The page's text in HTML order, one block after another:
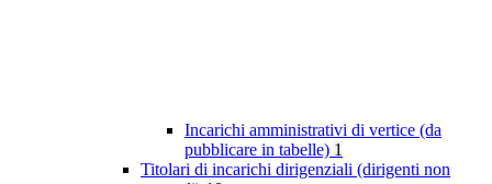
Incarichi amministrativi di vertice (da
pubblicare in tabelle) 1
Titolari di incarichi dirigenziali (dirigenti non